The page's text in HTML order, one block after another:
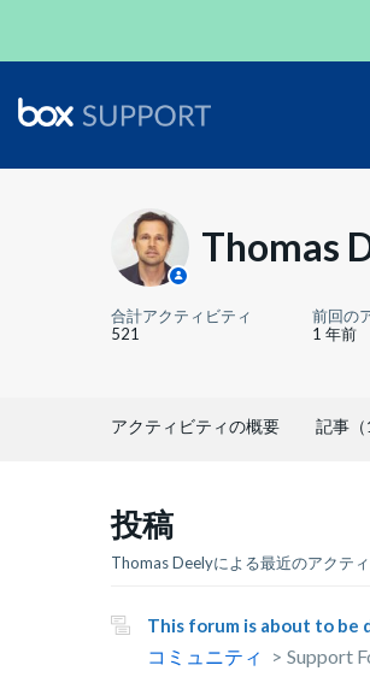
Thomas
合計アクティビティ
521
前回の
1 年前
アクティビティの概要 記事（
投稿
Thomas Deelyによる最近のアクテ
This forum is about to be
コミュニティ
Support